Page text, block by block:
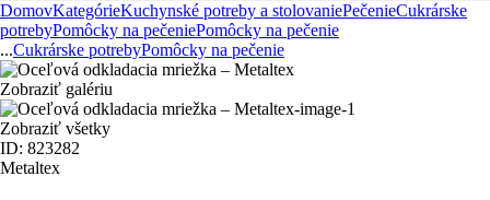
DomovKategórieKuchynské potreby a stolovaniePečenieCukrárske
potrebyPomôcky na pečeniePomôcky na pečenie
...Cukrárske potrebyPomôcky na pečenie
Zobraziť galériu
Zobraziť všetky
ID: 823282
Metaltex